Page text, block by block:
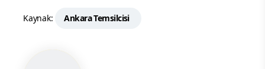
Kaynak: Ankara Temsilcisi